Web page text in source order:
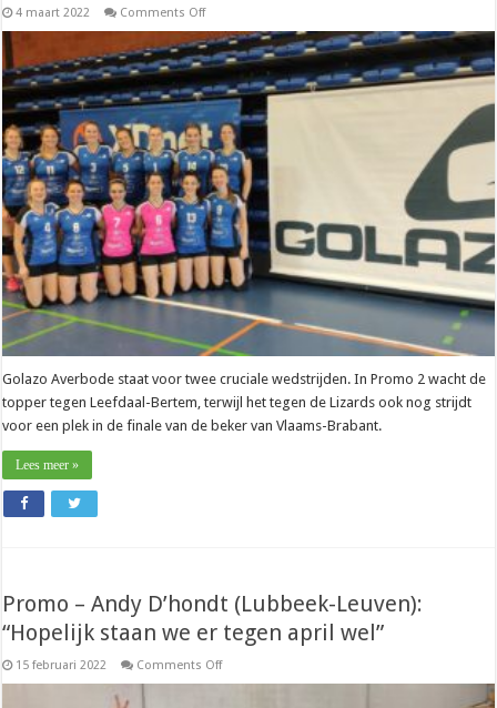
4 maart 2022 Comments Offon
–
Melissa
Jacobs
(Golazo
Averbode):
“Halve
finale
van
de
beker
is
al
uniek”
Golazo Averbode staat voor twee cruciale wedstrijden. In Promo 2 wacht de
topper tegen Leefdaal-Bertem, terwijl het tegen de Lizards ook nog strijdt
voor een plek in de finale van de beker van Vlaams-Brabant.
Lees meer »
Promo – Andy D’hondt (Lubbeek-Leuven):
“Hopelijk staan we er tegen april wel”
15 februari 2022 Comments Offon